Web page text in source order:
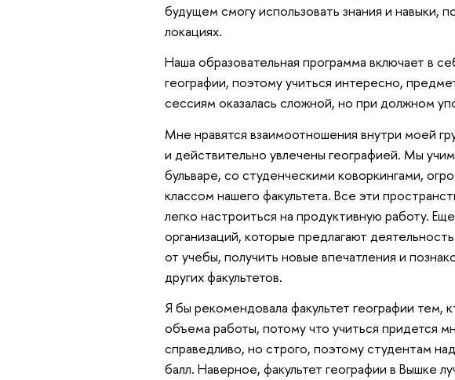
будущем смогу использовать знания и навыки,
локациях.
Наша образовательная программа включает в
географии, поэтому учиться интересно,
сессиям оказалась сложной, но при должном
Мне нравятся взаимоотношения внутри моей
и действительно увлечены географией. Мы
бульваре, со студенческими коворкингами,
классом нашего факультета. Все эти
легко настроиться на продуктивную работу.
организаций, которые предлагают
от учебы, получить новые впечатления и
других факультетов.
Я бы рекомендовала факультет географии тем,
объема работы, потому что учиться придется
справедливо, но строго, поэтому студентам
балл. Наверное, факультет географии в Вышке